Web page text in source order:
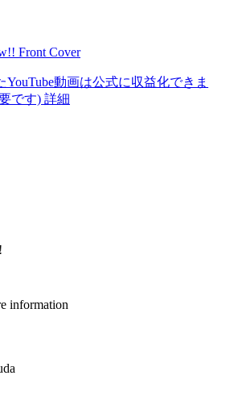
YouTube動画は公式に収益化できま
です) 詳細